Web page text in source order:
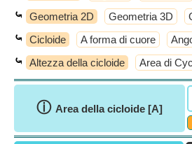
⤿ Geometria 2D Geometria 3D
⤿ Cicloide A forma di cuore
⤿ Altezza della cicloide Area di
ⓘ Area della cicloide [A]